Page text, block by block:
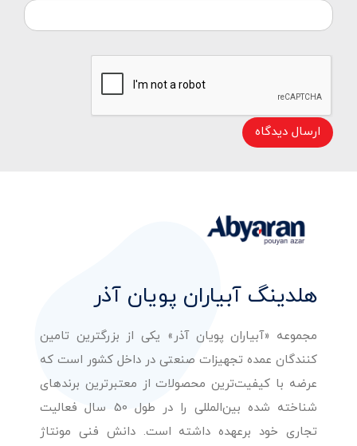
ارسال دیدگاه
هلدینگ آبیاران پویان آذر
مجموعه «آبیاران پویان آذر» یکی از بزرگترین تامین
کنندگان عمده تجهیزات صنعتی در داخل کشور است که
عرضه با کیفیت‌ترین محصولات از معتبرترین برندهای
شناخته شده بین‌المللی را در طول 50 سال فعالیت
تجاری خود برعهده داشته است. دانش فنی مونتاژ